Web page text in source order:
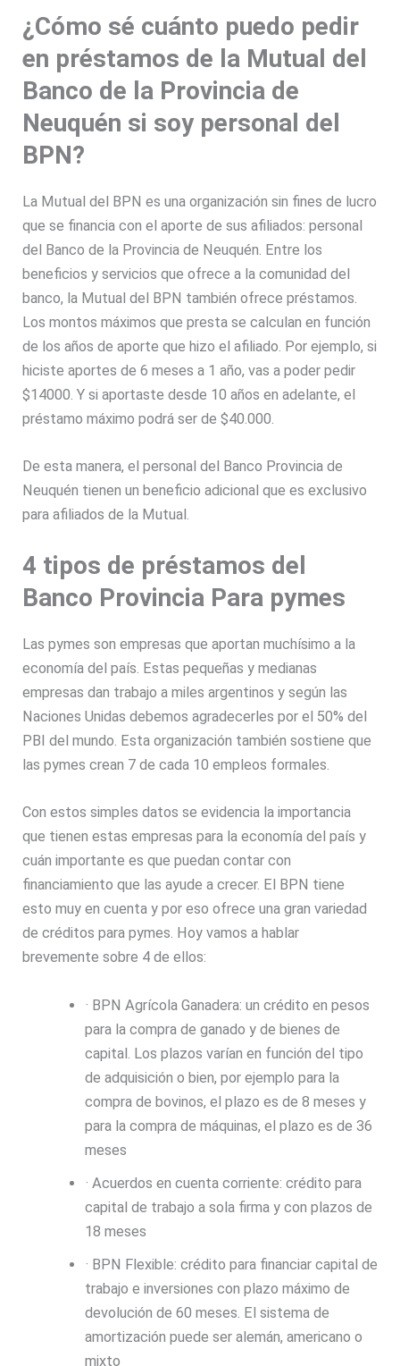
¿Cómo sé cuánto puedo pedir
en préstamos de la Mutual del
Banco de la Provincia de
Neuquén si soy personal del
BPN?
La Mutual del BPN es una organización sin fines de lucro
que se financia con el aporte de sus afiliados: personal
del Banco de la Provincia de Neuquén. Entre los
beneficios y servicios que ofrece a la comunidad del
banco, la Mutual del BPN también ofrece préstamos.
Los montos máximos que presta se calculan en función
de los años de aporte que hizo el afiliado. Por ejemplo, si
hiciste aportes de 6 meses a 1 año, vas a poder pedir
$14000. Y si aportaste desde 10 años en adelante, el
préstamo máximo podrá ser de $40.000.
De esta manera, el personal del Banco Provincia de
Neuquén tienen un beneficio adicional que es exclusivo
para afiliados de la Mutual.
4 tipos de préstamos del
Banco Provincia Para pymes
Las pymes son empresas que aportan muchísimo a la
economía del país. Estas pequeñas y medianas
empresas dan trabajo a miles argentinos y según las
Naciones Unidas debemos agradecerles por el 50% del
PBI del mundo. Esta organización también sostiene que
las pymes crean 7 de cada 10 empleos formales.
Con estos simples datos se evidencia la importancia
que tienen estas empresas para la economía del país y
cuán importante es que puedan contar con
financiamiento que las ayude a crecer. El BPN tiene
esto muy en cuenta y por eso ofrece una gran variedad
de créditos para pymes. Hoy vamos a hablar
brevemente sobre 4 de ellos:
· BPN Agrícola Ganadera: un crédito en pesos
para la compra de ganado y de bienes de
capital. Los plazos varían en función del tipo
de adquisición o bien, por ejemplo para la
compra de bovinos, el plazo es de 8 meses y
para la compra de máquinas, el plazo es de 36
meses
· Acuerdos en cuenta corriente: crédito para
capital de trabajo a sola firma y con plazos de
18 meses
· BPN Flexible: crédito para financiar capital de
trabajo e inversiones con plazo máximo de
devolución de 60 meses. El sistema de
amortización puede ser alemán, americano o
mixto